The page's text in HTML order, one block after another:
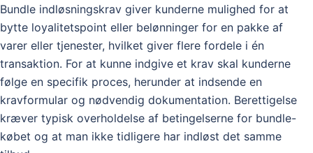
Bundle indløsningskrav giver kunderne mulighed for at
bytte loyalitetspoint eller belønninger for en pakke af
varer eller tjenester, hvilket giver flere fordele i én
transaktion. For at kunne indgive et krav skal kunderne
følge en specifik proces, herunder at indsende en
kravformular og nødvendig dokumentation. Berettigelse
kræver typisk overholdelse af betingelserne for bundle-
købet og at man ikke tidligere har indløst det samme